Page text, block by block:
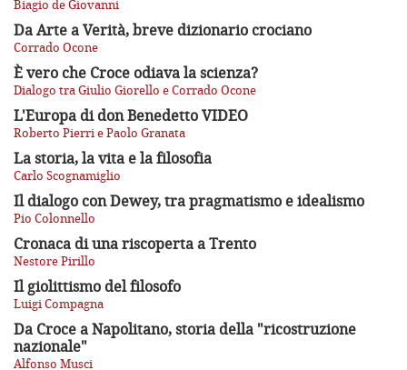
Biagio de Giovanni
Da Arte a Verità, breve dizionario crociano
Corrado Ocone
È vero che Croce odiava la scienza?
Dialogo tra Giulio Giorello e Corrado Ocone
L'Europa di don Benedetto VIDEO
Roberto Pierri e Paolo Granata
La storia, la vita e la filosofia
Carlo Scognamiglio
Il dialogo con Dewey, tra pragmatismo e idealismo
Pio Colonnello
Cronaca di una riscoperta a Trento
Nestore Pirillo
Il giolittismo del filosofo
Luigi Compagna
Da Croce a Napolitano, storia della "ricostruzione
nazionale"
Alfonso Musci